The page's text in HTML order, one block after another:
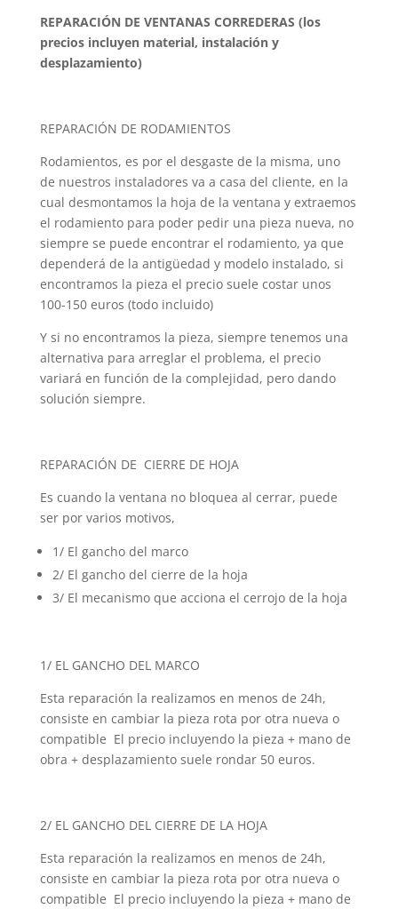
REPARACIÓN DE VENTANAS CORREDERAS (los
precios incluyen material, instalación y
desplazamiento)
REPARACIÓN DE RODAMIENTOS
Rodamientos, es por el desgaste de la misma, uno
de nuestros instaladores va a casa del cliente, en la
cual desmontamos la hoja de la ventana y extraemos
el rodamiento para poder pedir una pieza nueva, no
siempre se puede encontrar el rodamiento, ya que
dependerá de la antigüedad y modelo instalado, si
encontramos la pieza el precio suele costar unos
100-150 euros (todo incluido)
Y si no encontramos la pieza, siempre tenemos una
alternativa para arreglar el problema, el precio
variará en función de la complejidad, pero dando
solución siempre.
REPARACIÓN DE CIERRE DE HOJA
Es cuando la ventana no bloquea al cerrar, puede
ser por varios motivos,
1/ El gancho del marco
2/ El gancho del cierre de la hoja
3/ El mecanismo que acciona el cerrojo de la hoja
1/ EL GANCHO DEL MARCO
Esta reparación la realizamos en menos de 24h,
consiste en cambiar la pieza rota por otra nueva o
compatible El precio incluyendo la pieza + mano de
obra + desplazamiento suele rondar 50 euros.
2/ EL GANCHO DEL CIERRE DE LA HOJA
Esta reparación la realizamos en menos de 24h,
consiste en cambiar la pieza rota por otra nueva o
compatible El precio incluyendo la pieza + mano de